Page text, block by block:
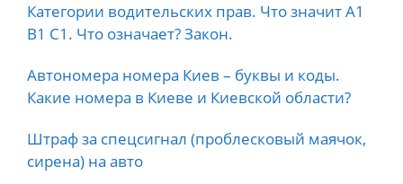
Категории водительских прав. Что значит А1
B1 C1. Что означает? Закон.
Автономера номера Киев – буквы и коды.
Какие номера в Киеве и Киевской области?
Штраф за спецсигнал (проблесковый маячок,
сирена) на авто